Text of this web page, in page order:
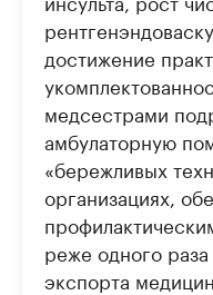
достижение
медсестрами
амбулаторную
«бережливых
организациях,
реже одного
экспорта